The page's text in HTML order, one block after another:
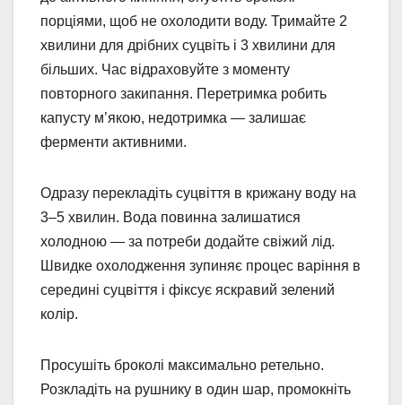
порціями, щоб не охолодити воду. Тримайте 2
хвилини для дрібних суцвіть і 3 хвилини для
більших. Час відраховуйте з моменту
повторного закипання. Перетримка робить
капусту м’якою, недотримка — залишає
ферменти активними.
Одразу перекладіть суцвіття в крижану воду на
3–5 хвилин. Вода повинна залишатися
холодною — за потреби додайте свіжий лід.
Швидке охолодження зупиняє процес варіння в
середині суцвіття і фіксує яскравий зелений
колір.
Просушіть броколі максимально ретельно.
Розкладіть на рушнику в один шар, промокніть